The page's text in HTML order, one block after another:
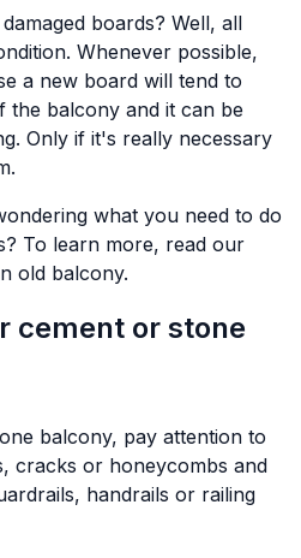
boards? Well, all
Whenever possible,
a new board will tend to
the balcony and it can be
Only if it's really necessary
what you need to do
To learn more, read our
old balcony.
cement or stone
balcony, pay attention to
cracks or honeycombs and
handrails or railing